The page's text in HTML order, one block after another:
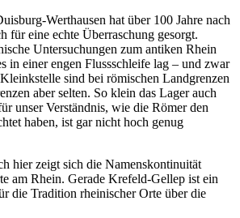
Werthausen hat über 100 Jahre nach
für eine echte Überraschung gesorgt.
Untersuchungen zum antiken Rhein
in einer engen Flussschleife lag – und zwar
sind bei römischen Landgrenzen
aber selten. So klein das Lager auch
unser Verständnis, wie die Römer den
haben, ist gar nicht hoch genug
hier zeigt sich die Namenskontinuität
am Rhein. Gerade Krefeld-Gellep ist ein
die Tradition rheinischer Orte über die